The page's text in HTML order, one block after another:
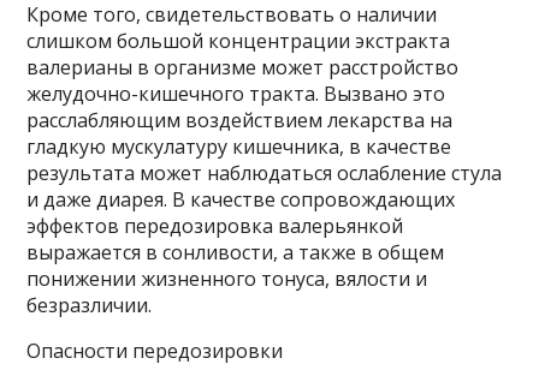
Кроме того, свидетельствовать о наличии
слишком большой концентрации экстракта
валерианы в организме может расстройство
желудочно-кишечного тракта. Вызвано это
расслабляющим воздействием лекарства на
гладкую мускулатуру кишечника, в качестве
результата может наблюдаться ослабление стула
и даже диарея. В качестве сопровождающих
эффектов передозировка валерьянкой
выражается в сонливости, а также в общем
понижении жизненного тонуса, вялости и
безразличии.
Опасности передозировки